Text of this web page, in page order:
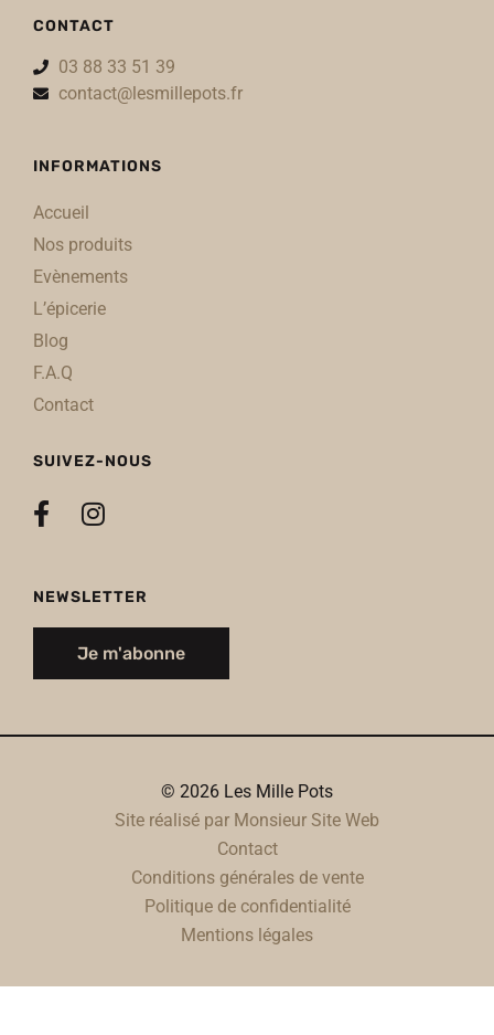
CONTACT
03 88 33 51 39
contact@lesmillepots.fr
INFORMATIONS
Accueil
Nos produits
Evènements
L’épicerie
Blog
F.A.Q
Contact
SUIVEZ-NOUS
NEWSLETTER
Je m'abonne
© 2026 Les Mille Pots
Site réalisé par Monsieur Site Web
Contact
Conditions générales de vente
Politique de confidentialité
Mentions légales